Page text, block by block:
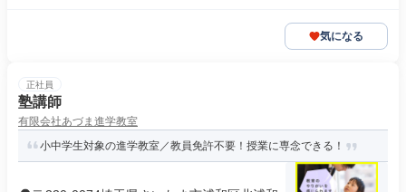
気になる
正社員
塾講師
有限会社あづま進学教室
小中学生対象の進学教室／教員免許不要！授業に専念できる！